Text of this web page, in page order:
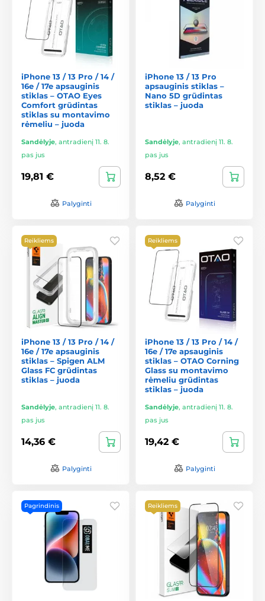
iPhone 13 / 13 Pro / 14 /
16e / 17e apsauginis
stiklas – OTAO Eyes
Comfort grūdintas
stiklas su montavimo
rėmeliu – juoda
Sandėlyje, antradienį 11. 8.
pas jus
19,81 €
Palyginti
iPhone 13 / 13 Pro
apsauginis stiklas –
Nano 5D grūdintas
stiklas – juoda
Sandėlyje, antradienį 11. 8.
pas jus
8,52 €
Palyginti
Reikliems
iPhone 13 / 13 Pro / 14 /
16e / 17e apsauginis
stiklas – Spigen ALM
Glass FC grūdintas
stiklas – juoda
Sandėlyje, antradienį 11. 8.
pas jus
14,36 €
Palyginti
Reikliems
iPhone 13 / 13 Pro / 14 /
16e / 17e apsauginis
stiklas – OTAO Corning
Glass su montavimo
rėmeliu grūdintas
stiklas – juoda
Sandėlyje, antradienį 11. 8.
pas jus
19,42 €
Palyginti
Pagrindinis Reikliems